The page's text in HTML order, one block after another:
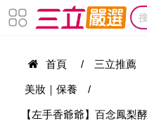
首頁 / 三立推薦
美妝｜保養 /
【左手香爺爺】百念鳳梨